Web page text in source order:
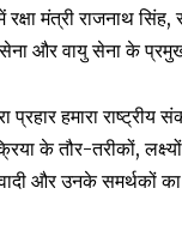
मंत्री राजनाथ
और वायु सेना के
हमारा राष्ट्रीय
के तौर-तरीकों,
और उनके समर्थकों का